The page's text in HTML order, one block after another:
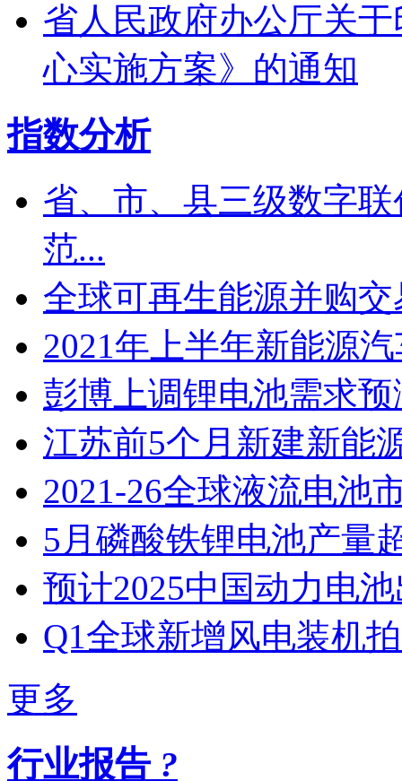
省人民政府办公厅关
心实施方案》的通知
指数分析
省、市、县三级数字
范...
全球可再生能源并购
2021年上半年新能源
彭博上调锂电池需求预
江苏​前5个月新建新能
2021-26全球液流电池
5月磷酸铁锂电池产量
预计2025中国动力电
Q1全球新增风电装机
更多
行业报告 ?